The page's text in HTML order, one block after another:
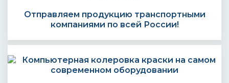
Отправляем продукцию транспортными
компаниями по всей России!